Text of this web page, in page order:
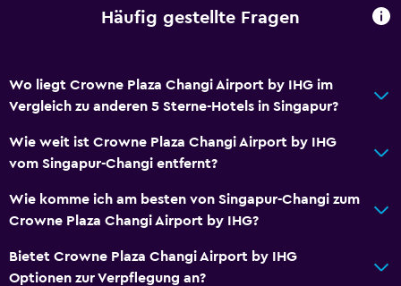
24-Stunden-Rezeption
WLAN in allen Bereichen verfügbar
Häufig gestellte Fragen
Wo liegt Crowne Plaza Changi Airport by IHG im
Vergleich zu anderen 5 Sterne-Hotels in Singapur?
Wie weit ist Crowne Plaza Changi Airport by IHG
vom Singapur-Changi entfernt?
Wie komme ich am besten von Singapur-Changi zum
Crowne Plaza Changi Airport by IHG?
Bietet Crowne Plaza Changi Airport by IHG
Optionen zur Verpflegung an?